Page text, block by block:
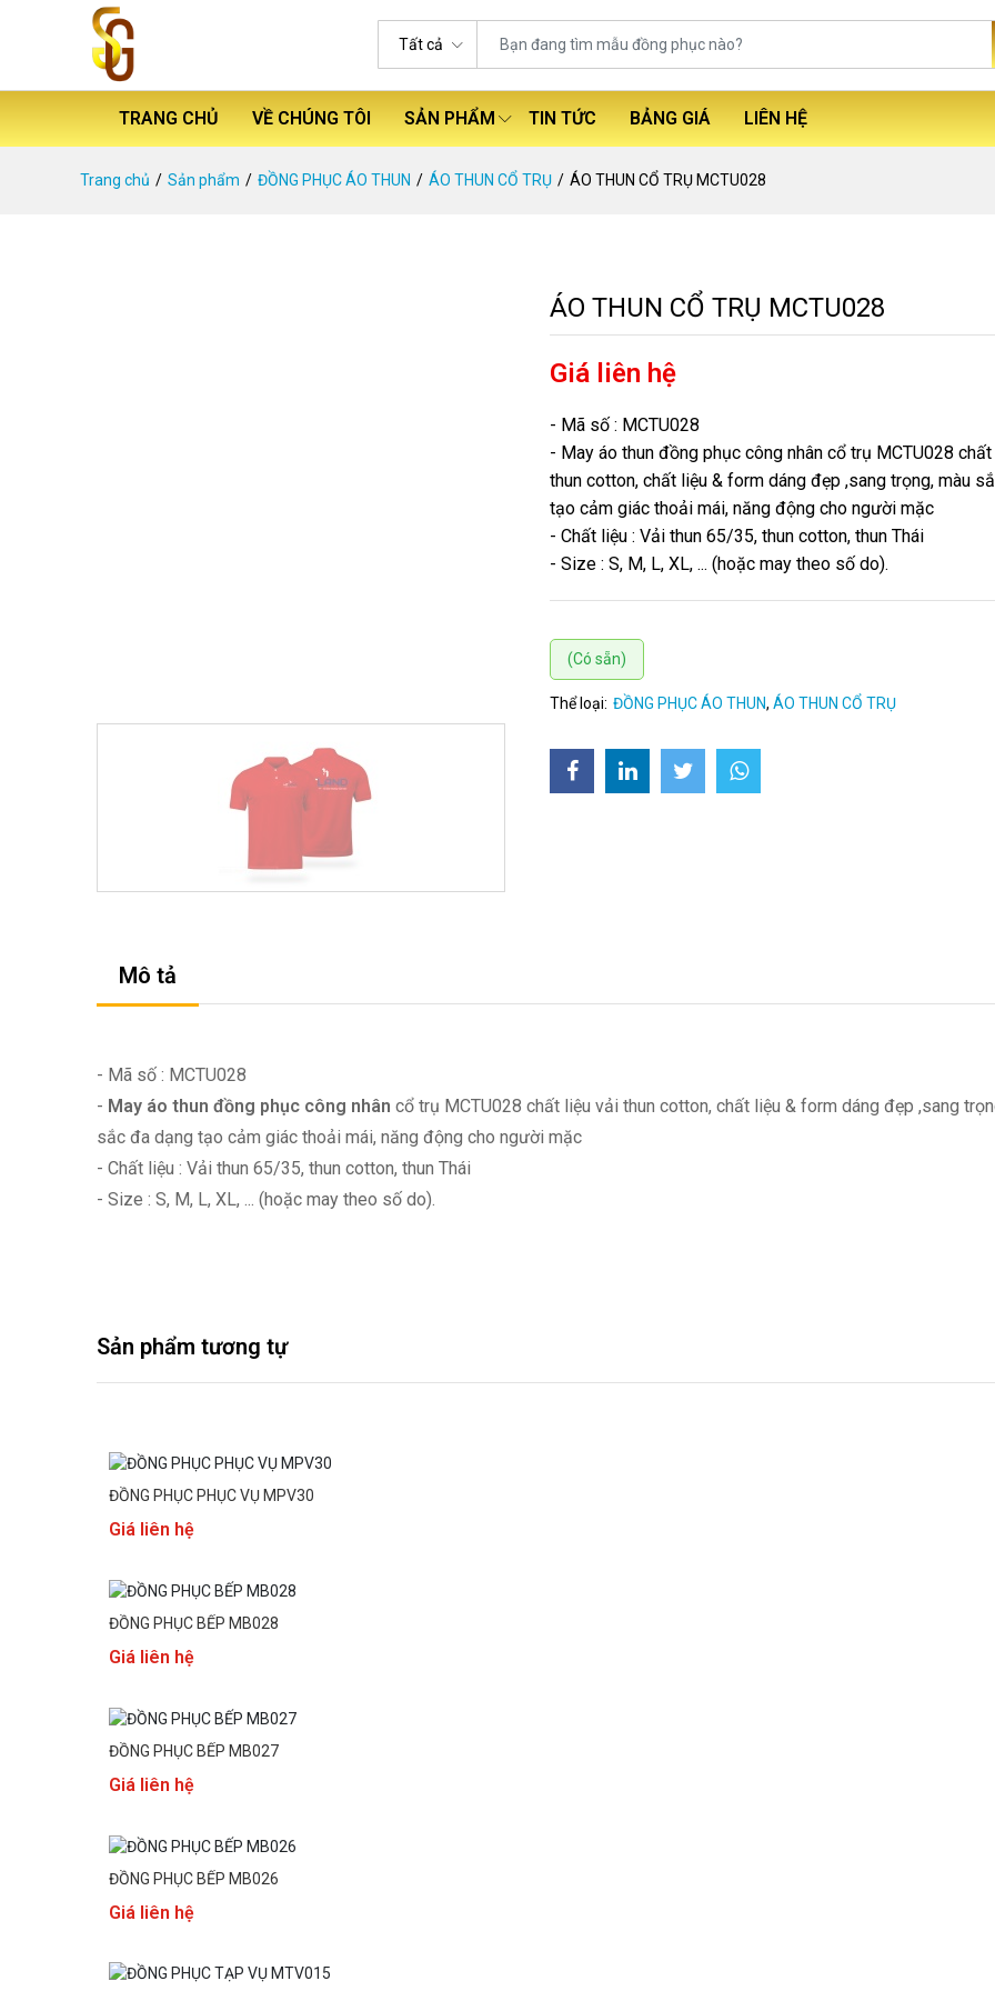
Tất cả
TRANG CHỦ VỀ CHÚNG TÔI SẢN PHẨM TIN TỨC BẢNG GIÁ LIÊN HỆ
Trang chủ Sản phẩm ĐỒNG PHỤC ÁO THUN ÁO THUN CỔ TRỤ ÁO THUN CỔ TRỤ MCTU028
ÁO THUN CỔ TRỤ MCTU028
Giá liên hệ
- Mã số : MCTU028
- May áo thun đồng phục công nhân cổ trụ MCTU028
thun cotton, chất liệu & form dáng đẹp ,sang trọng, màu
tạo cảm giác thoải mái, năng động cho người mặc
- Chất liệu : Vải thun 65/35, thun cotton, thun Thái
- Size : S, M, L, XL, ... (hoặc may theo số do).
(Có sẵn)
Thể loại: ĐỒNG PHỤC ÁO THUN,ÁO THUN CỔ TRỤ
Mô tả
- Mã số : MCTU028
- May áo thun đồng phục công nhân cổ trụ MCTU028 chất liệu vải thun cotton, chất liệu & form dáng đẹp ,sang
sắc đa dạng tạo cảm giác thoải mái, năng động cho người mặc
- Chất liệu : Vải thun 65/35, thun cotton, thun Thái
- Size : S, M, L, XL, ... (hoặc may theo số do).
Sản phẩm tương tự
ĐỒNG PHỤC PHỤC VỤ MPV30
Giá liên hệ
ĐỒNG PHỤC BẾP MB028
Giá liên hệ
ĐỒNG PHỤC BẾP MB027
Giá liên hệ
ĐỒNG PHỤC BẾP MB026
Giá liên hệ